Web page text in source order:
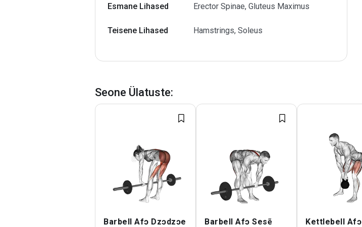
Esmane Lihased Erector Spinae, Gluteus Maximus
Teisene Lihased Hamstrings, Soleus
Seone Ülatuste:
Barbell Afɔ Dzɔdzɔe
Barbell Afɔ Sesẽ
Kettlebell Afɔ